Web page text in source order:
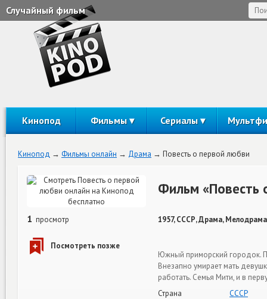
Случайный фильм
Кинопод Фильмы Сериалы
Кинопод Фильмы онлайн Драма Повесть о первой любви
1 просмотр
Фильм «Повесть
1957, СССР, Драма,
Южный приморский городок.
Внезапно умирает мать
работать. Семья Мити, и в
Страна
СССР